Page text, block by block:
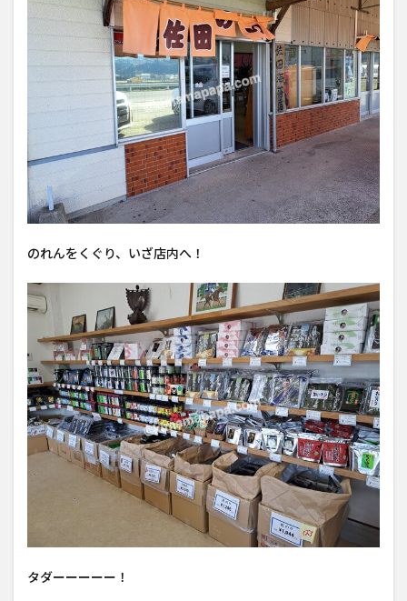
のれんをくぐり、いざ店内へ！
タダーーーーー！